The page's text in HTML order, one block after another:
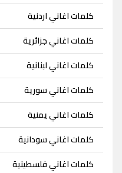
كلمات اغاني اردنية
كلمات اغاني جزائرية
كلمات اغاني لبنانية
كلمات اغاني سورية
كلمات اغاني يمنية
كلمات اغاني سودانية
كلمات اغاني فلسطينية